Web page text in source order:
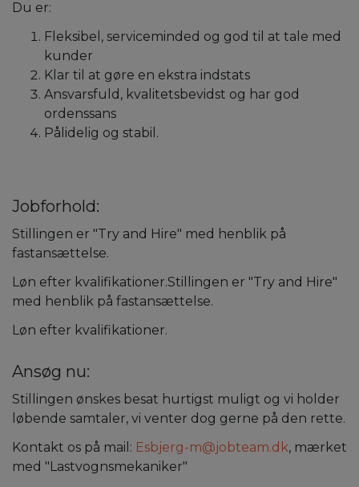
Du er:
Fleksibel, serviceminded og god til at tale med
kunder
Klar til at gøre en ekstra indstats
Ansvarsfuld, kvalitetsbevidst og har god
ordenssans
Pålidelig og stabil.
Jobforhold:
Stillingen er "Try and Hire" med henblik på
fastansættelse.
Løn efter kvalifikationer.Stillingen er "Try and Hire"
med henblik på fastansættelse.
Løn efter kvalifikationer.
Ansøg nu:
Stillingen ønskes besat hurtigst muligt og vi holder
løbende samtaler, vi venter dog gerne på den rette.
Kontakt os på mail: Esbjerg-m@jobteam.dk, mærket
med "Lastvognsmekaniker"